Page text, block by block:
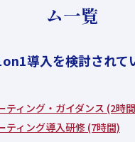
ム一覧
導入を検討されて
ティング・ガイダンス (2時
ティング導入研修 (7時間)